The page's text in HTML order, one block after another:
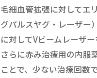
細血管拡張に対してエ
グパルスヤグ・レーザー
対してVビームレーザ
らに赤み治療用の内服
とで、少ない治療回数